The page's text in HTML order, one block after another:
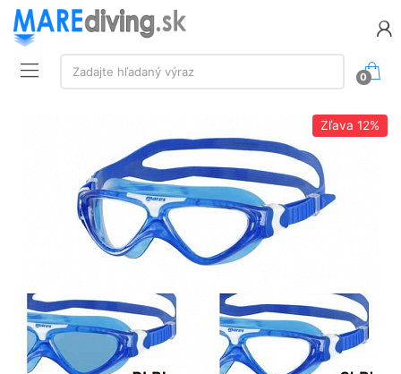
Vyhľadávanie:
Zadajte hľadaný výraz
0
Zľava 12%